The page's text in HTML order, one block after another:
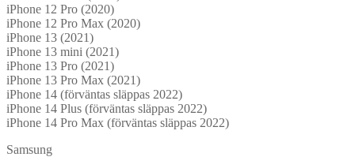
iPhone 12 Pro (2020)
iPhone 12 Pro Max (2020)
iPhone 13 (2021)
iPhone 13 mini (2021)
iPhone 13 Pro (2021)
iPhone 13 Pro Max (2021)
iPhone 14 (förväntas släppas 2022)
iPhone 14 Plus (förväntas släppas 2022)
iPhone 14 Pro Max (förväntas släppas 2022)
Samsung